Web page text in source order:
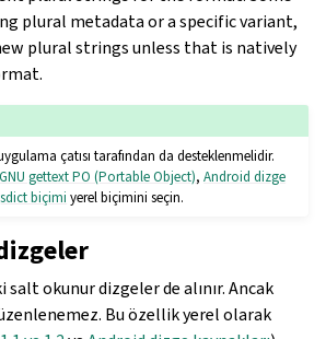
plural metadata or a specific variant,
plural strings unless that is natively
çatısı tarafından da desteklenmelidir.
GNU gettext PO (Portable Object),Android dizge
biçimi yerel biçimini seçin.
salt okunur dizgeler de alınır. Ancak
Bu özellik yerel olarak